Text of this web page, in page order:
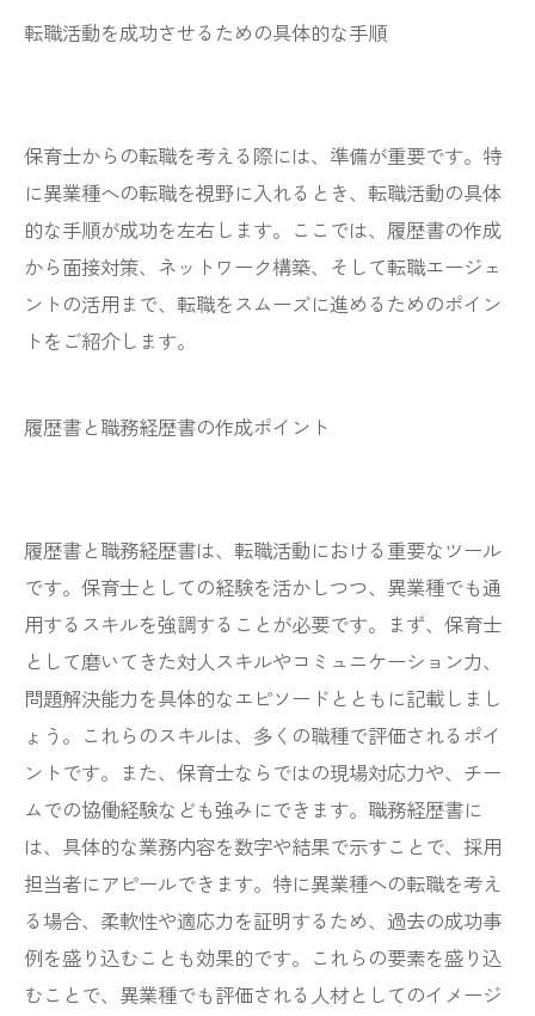
転職活動を成功させるための具体的な手順
保育士からの転職を考える際には、準備が重要です。特
に異業種への転職を視野に入れるとき、転職活動の具体
的な手順が成功を左右します。ここでは、履歴書の作成
から面接対策、ネットワーク構築、そして転職エージェ
ントの活用まで、転職をスムーズに進めるためのポイン
トをご紹介します。
履歴書と職務経歴書の作成ポイント
履歴書と職務経歴書は、転職活動における重要なツール
です。保育士としての経験を活かしつつ、異業種でも通
用するスキルを強調することが必要です。まず、保育士
として磨いてきた対人スキルやコミュニケーション力、
問題解決能力を具体的なエピソードとともに記載しまし
ょう。これらのスキルは、多くの職種で評価されるポイ
ントです。また、保育士ならではの現場対応力や、チー
ムでの協働経験なども強みにできます。職務経歴書に
は、具体的な業務内容を数字や結果で示すことで、採用
担当者にアピールできます。特に異業種への転職を考え
る場合、柔軟性や適応力を証明するため、過去の成功事
例を盛り込むことも効果的です。これらの要素を盛り込
むことで、異業種でも評価される人材としてのイメージ